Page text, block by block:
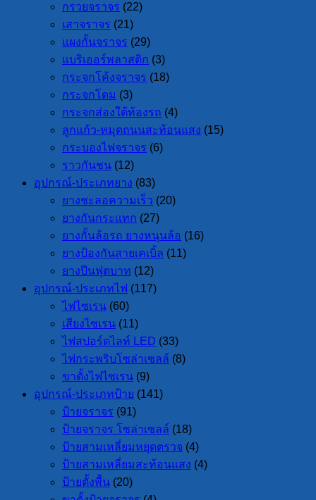
กรวยจราจร (22)
เสาจราจร (21)
แผงกั้นจราจร (29)
แบริเออร์พลาสติก (3)
กระจกโค้งจราจร (18)
กระจกโดม (3)
กระจกส่องใต้ท้องรถ (4)
ลูกแก้ว-หมุดถนนสะท้อนแสง (15)
กระบองไฟจราจร (6)
ราวกันชน (12)
อุปกรณ์-ประเภทยาง (83)
ยางชะลอความเร็ว (20)
ยางกันกระแทก (27)
ยางกั้นล้อรถ ยางหนุนล้อ (16)
ยางป้องกันสายเคเบิ้ล (11)
ยางปีนฟุตบาท (12)
อุปกรณ์-ประเภทไฟ (117)
ไฟไซเรน (60)
เสียงไซเรน (11)
ไฟสปอร์ตไลท์ LED (33)
ไฟกระพริบโซล่าเซลล์ (8)
ขาตั้งไฟไซเรน (9)
อุปกรณ์-ประเภทป้าย (141)
ป้ายจราจร (91)
ป้ายจราจร โซล่าเซลล์ (18)
ป้ายสามเหลี่ยมหยุดตรวจ (4)
ป้ายสามเหลี่ยมสะท้อนแสง (4)
ป้ายตั้งพื้น (20)